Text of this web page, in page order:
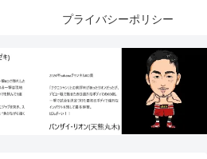
プライバシーポリシー